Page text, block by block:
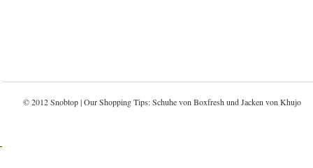
© 2012 Snobtop | Our Shopping Tips: Schuhe von Boxfresh und Jacken von Khujo